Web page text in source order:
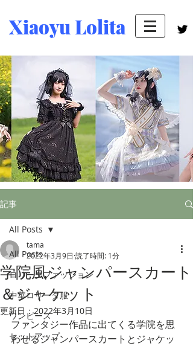
Xiaoyu Lolita
記事
All Posts
ロリータファッション
中華ロリータ服
ワンピース
セットアップ
All Posts
学院風ジャンパースカート
＆ジャケット
tama
2022年3月9日 読了時間: 1分
更新日：2022年3月10日
ファンタジー作品に出てくる学院を思
わせるジャンパースカートとジャケッ